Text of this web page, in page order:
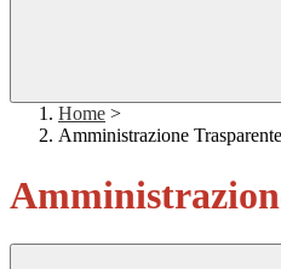
Home >
Amministrazione Trasparente